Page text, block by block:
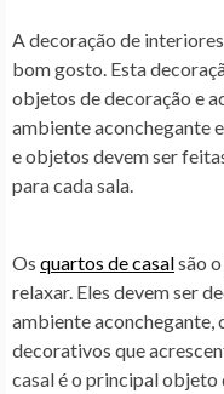
A decoração de
bom gosto. Esta
objetos de decoração e
ambiente aconchegante
e objetos devem ser
para cada sala.
Os quartos de casalsão
relaxar. Eles devem ser
ambiente aconchegante,
decorativos que
casal é o principal objeto